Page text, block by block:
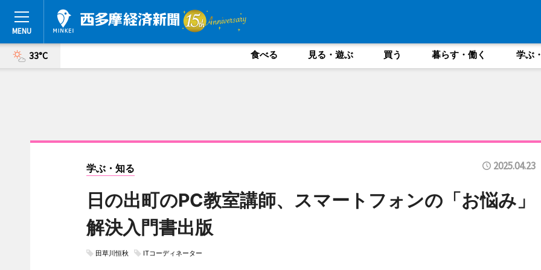
33°C 食べる 見る・遊ぶ 買う 暮らす・働く 学ぶ
学ぶ・知る 2025.04.23
日の出町のPC教室講師、スマートフォンの「お悩み」
解決入門書出版
田草川恒秋 ITコーディネーター